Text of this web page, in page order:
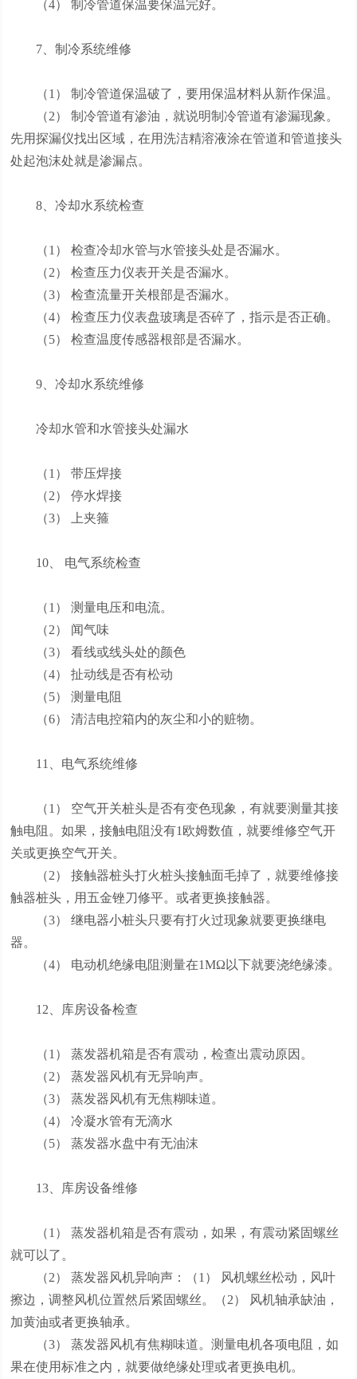
（4） 制冷管道保温要保温完好。
7、制冷系统维修
（1） 制冷管道保温破了，要用保温材料从新作保温。
（2） 制冷管道有渗油，就说明制冷管道有渗漏现象。
先用探漏仪找出区域，在用洗洁精溶液涂在管道和管道接头
处起泡沫处就是渗漏点。
8、冷却水系统检查
（1） 检查冷却水管与水管接头处是否漏水。
（2） 检查压力仪表开关是否漏水。
（3） 检查流量开关根部是否漏水。
（4） 检查压力仪表盘玻璃是否碎了，指示是否正确。
（5） 检查温度传感器根部是否漏水。
9、冷却水系统维修
冷却水管和水管接头处漏水
（1） 带压焊接
（2） 停水焊接
（3） 上夹箍
10、 电气系统检查
（1） 测量电压和电流。
（2） 闻气味
（3） 看线或线头处的颜色
（4） 扯动线是否有松动
（5） 测量电阻
（6） 清洁电控箱内的灰尘和小的赃物。
11、电气系统维修
（1） 空气开关桩头是否有变色现象，有就要测量其接
触电阻。如果，接触电阻没有1欧姆数值，就要维修空气开
关或更换空气开关。
（2） 接触器桩头打火桩头接触面毛掉了，就要维修接
触器桩头，用五金锉刀修平。或者更换接触器。
（3） 继电器小桩头只要有打火过现象就要更换继电
器。
（4） 电动机绝缘电阻测量在1MΩ以下就要浇绝缘漆。
12、库房设备检查
（1） 蒸发器机箱是否有震动，检查出震动原因。
（2） 蒸发器风机有无异响声。
（3） 蒸发器风机有无焦糊味道。
（4） 冷凝水管有无滴水
（5） 蒸发器水盘中有无油沫
13、库房设备维修
（1） 蒸发器机箱是否有震动，如果，有震动紧固螺丝
就可以了。
（2） 蒸发器风机异响声：（1） 风机螺丝松动，风叶
擦边，调整风机位置然后紧固螺丝。（2） 风机轴承缺油，
加黄油或者更换轴承。
（3） 蒸发器风机有焦糊味道。测量电机各项电阻，如
果在使用标准之内，就要做绝缘处理或者更换电机。